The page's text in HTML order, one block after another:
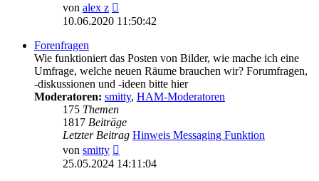
von alex z
Beitrag
10.06.2020 11:50:42
Forenfragen
Wie funktioniert das Posten von Bilder, wie mache ich eine
Umfrage, welche neuen Räume brauchen wir? Forumfragen,
-diskussionen und -ideen bitte hier
Moderatoren: smitty, HAM-Moderatoren
175 Themen
1817 Beiträge
Letzter Beitrag Hinweis Messaging Funktion
von smitty
Beitrag
25.05.2024 14:11:04